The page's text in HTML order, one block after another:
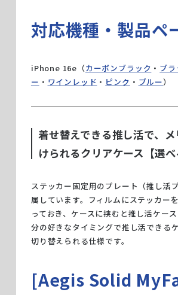
対応機種・製品ペ
iPhone 16e（カーボンブラック ・ ブラ
ー ・ ワインレッド ・ ピンク ・ ブルー）
着せ替えできる推し活で、
けられるクリアケース【選べ
ステッカー固定用のプレート（推し活
属しています。フィルムにステッカー
っておき、ケースに挟むと推し活ケー
分の好きなタイミングで推し活できる
切り替えられる仕様です。
[Aegis Solid